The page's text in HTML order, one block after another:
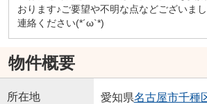
おります♪ご要望や不明な点などございま
連絡ください(*´ω`*)
物件概要
所在地 愛知県名古屋市千種